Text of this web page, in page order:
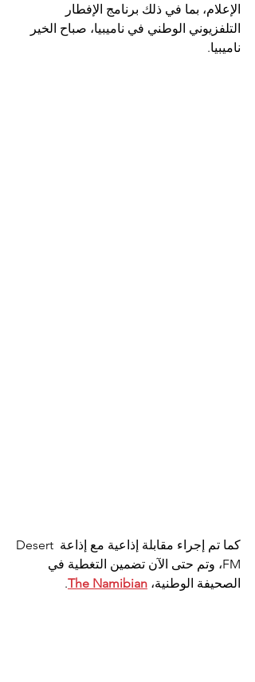
الإعلام، بما في ذلك برنامج الإفطار
التلفزيوني الوطني في ناميبيا، صباح الخير
ناميبيا.
كما تم إجراء مقابلة إذاعية مع إذاعة Desert
FM، وتم حتى الآن تضمين التغطية في
الصحيفة الوطنية، The Namibian
.